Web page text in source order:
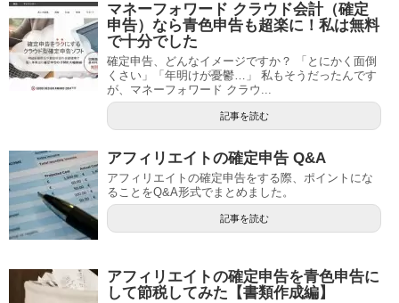
マネーフォワード クラウド会計（確定
申告）なら青色申告も超楽に！私は無料
で十分でした
確定申告、どんなイメージですか？ 「とにかく面倒
くさい」「年明けが憂鬱…」 私もそうだったんです
が、マネーフォワード クラウ...
記事を読む
アフィリエイトの確定申告 Q&A
アフィリエイトの確定申告をする際、ポイントにな
ることをQ&A形式でまとめました。
記事を読む
アフィリエイトの確定申告を青色申告に
して節税してみた【書類作成編】